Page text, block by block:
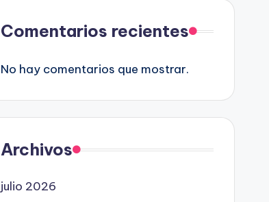
Comentarios recientes
No hay comentarios que mostrar.
Archivos
julio 2026